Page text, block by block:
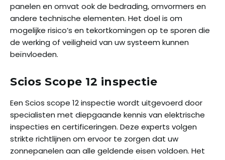
panelen en omvat ook de bedrading, omvormers en
andere technische elementen. Het doel is om
mogelijke risico’s en tekortkomingen op te sporen die
de werking of veiligheid van uw systeem kunnen
beïnvloeden.
Scios Scope 12 inspectie
Een Scios scope 12 inspectie wordt uitgevoerd door
specialisten met diepgaande kennis van elektrische
inspecties en certificeringen. Deze experts volgen
strikte richtlijnen om ervoor te zorgen dat uw
zonnepanelen aan alle geldende eisen voldoen. Het